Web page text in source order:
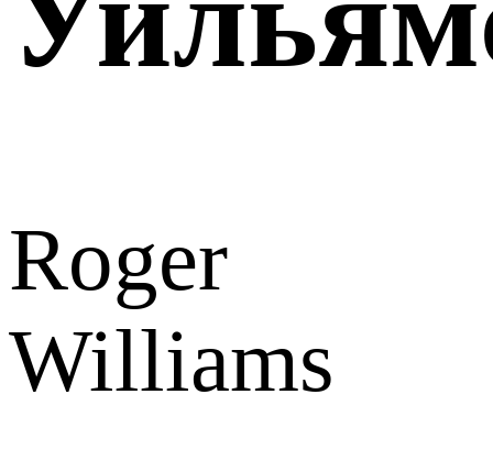
Roger
Williams